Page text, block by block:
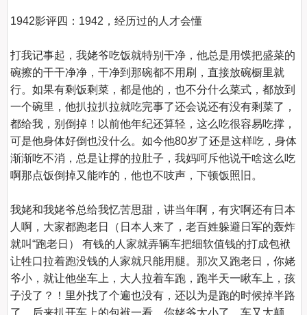
1942影评四：1942，经历过的人才会懂
打我记事起，我姥爷吃饭就特别干净，他总是用馍把盛菜的
碗擦的干干净净，干净到那碗都不用刷，直接放碗橱里就
行。如果有剩饭剩菜，都是他的，也不分什么菜式，都放到
一个碗里，他扒拉扒拉就吃完事了还会说还有没有剩菜了，
都给我，别倒掉！以前他年纪还算轻，这么吃很容易吃撑，
可是他身体好倒也没什么。如今他80岁了还是这样吃，身体
渐渐吃不消，总是让撑的拉肚子，我妈呵斥他说干啥这么吃
啊那点饭倒掉又能咋的，他也不吱声，下顿饭照旧。
我姥和我姥爷总给我忆苦思甜，讲当年啊，有灾啊还有日本
人啊，大家都跑老日（日本人来了，老百姓躲避日军的轰炸
就叫“跑老日） 有钱的人家就弄辆车把细软值钱的打成包袱
让牲口拉着跑没钱的人家就只能用腿。那次又跑老日，你姥
爷小，就让他坐车上，大人拉着车跑，跑半天一瞅车上，孩
子没了？！里外找了个遍也没有，还以为是跑的时候掉半路
了，后来扒开车上的包袱一看，你姥爷太小了，车又太颠